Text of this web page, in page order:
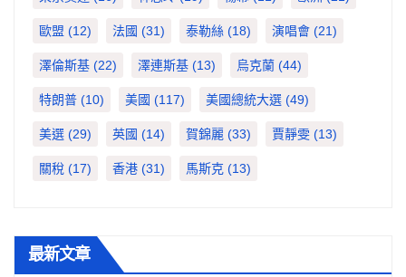
歐盟 (12) 法國 (31) 泰勒絲 (18) 演唱會 (21)
澤倫斯基 (22) 澤連斯基 (13) 烏克蘭 (44)
特朗普 (10) 美國 (117) 美國總統大選 (49)
美選 (29) 英國 (14) 賀錦麗 (33) 賈靜雯 (13)
關稅 (17) 香港 (31) 馬斯克 (13)
最新文章